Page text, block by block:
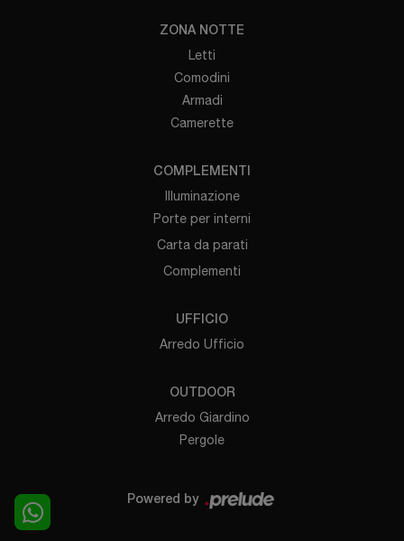
ZONA NOTTE
Letti
Comodini
Armadi
Camerette
COMPLEMENTI
Illuminazione
Porte per interni
Carta da parati
Complementi
UFFICIO
Arredo Ufficio
OUTDOOR
Arredo Giardino
Pergole
Powered by